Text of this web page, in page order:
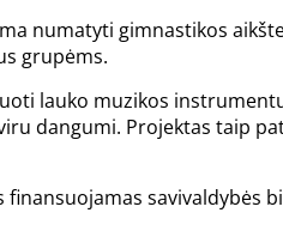
numatyti gimnastikos
grupėms.
lauko muzikos
dangumi. Projektas taip
savivaldybės